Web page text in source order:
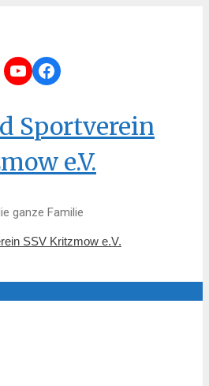
YouTube
Facebook
Sportverein
e.V.
ganze Familie